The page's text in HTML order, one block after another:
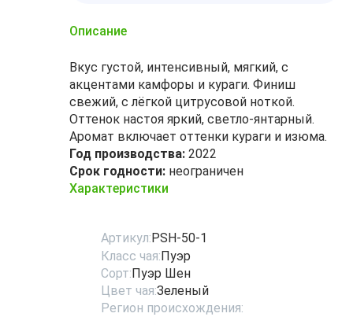
Описание
Вкус густой, интенсивный, мягкий, с
акцентами камфоры и кураги. Финиш
свежий, с лёгкой цитрусовой ноткой.
Оттенок настоя яркий, светло-янтарный.
Аромат включает оттенки кураги и изюма.
Год производства: 2022
Срок годности: неограничен
Характеристики
Артикул:PSH-50-1
Класс чая:Пуэр
Сорт:Пуэр Шен
Цвет чая:Зеленый
Регион происхождения: